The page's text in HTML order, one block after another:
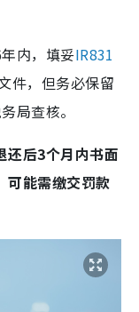
内，填妥IR831
件，但务必保留
局查核。
还后3个月内书面
可能需缴交罚款